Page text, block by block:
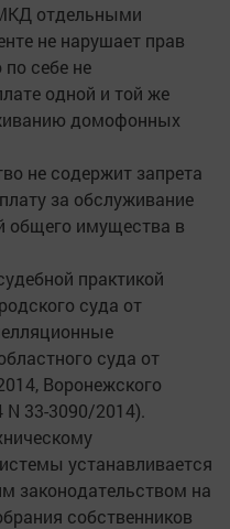
отдельными
не нарушает прав
по себе не
одной и той же
домофонных
не содержит запрета
за обслуживание
общего имущества в
практикой
суда от
суда от
Воронежского
N 33-3090/2014).
устанавливается
законодательством на
собственников